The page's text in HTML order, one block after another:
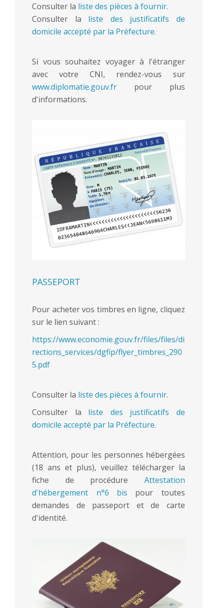
Consulter la liste des pièces à fournir.
Consulter la liste des justificatifs de
domicile accepté par la Préfecture.
Si vous souhaitez voyager à l'étranger
avec votre CNI, rendez-vous sur
www.diplomatie.gouv.fr pour plus
d'informations.
PASSEPORT
Pour acheter vos timbres en ligne, cliquez
sur le lien suivant :
https://www.economie.gouv.fr/files/files/di
rections_services/dgfip/flyer_timbres_290
5.pdf
Consulter la liste des pièces à fournir.
Consulter la liste des justificatifs de
domicile accepté par la Préfecture.
Attention, pour les personnes hébergées
(18 ans et plus), veuillez télécharger la
fiche de procédure Attestation
d'hébergement n°6 bis pour toutes
demandes de passeport et de carte
d'identité.